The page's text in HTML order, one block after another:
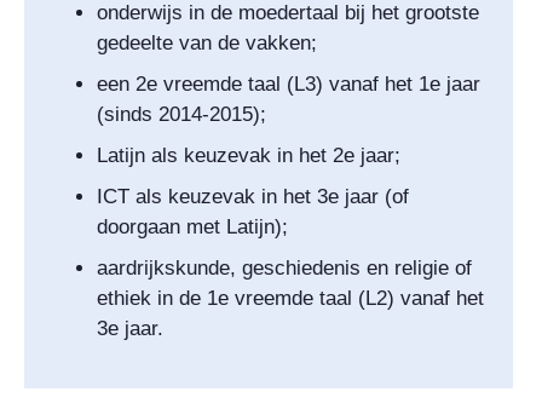
onderwijs in de moedertaal bij het grootste
gedeelte van de vakken;
een 2e vreemde taal (L3) vanaf het 1e jaar
(sinds 2014-2015);
Latijn als keuzevak in het 2e jaar;
ICT als keuzevak in het 3e jaar (of
doorgaan met Latijn);
aardrijkskunde, geschiedenis en religie of
ethiek in de 1e vreemde taal (L2) vanaf het
3e jaar.